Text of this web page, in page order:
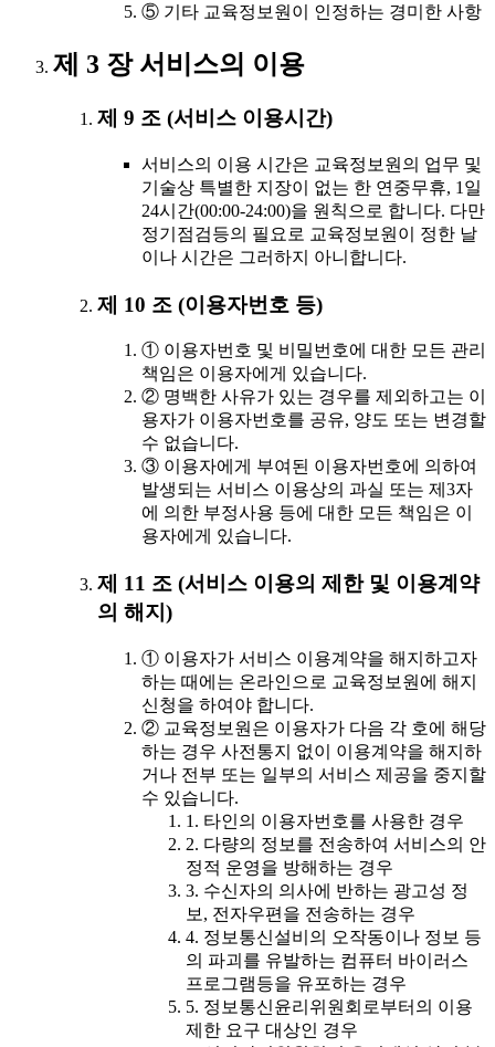
⑤ 기타 교육정보원이 인정하는 경미한 사항
제 3 장 서비스의 이용
제 9 조 (서비스 이용시간)
서비스의 이용 시간은 교육정보원의 업무 및
기술상 특별한 지장이 없는 한 연중무휴, 1일
24시간(00:00-24:00)을 원칙으로 합니다. 다만
정기점검등의 필요로 교육정보원이 정한 날
이나 시간은 그러하지 아니합니다.
제 10 조 (이용자번호 등)
① 이용자번호 및 비밀번호에 대한 모든 관리
책임은 이용자에게 있습니다.
② 명백한 사유가 있는 경우를 제외하고는 이
용자가 이용자번호를 공유, 양도 또는 변경할
수 없습니다.
③ 이용자에게 부여된 이용자번호에 의하여
발생되는 서비스 이용상의 과실 또는 제3자
에 의한 부정사용 등에 대한 모든 책임은 이
용자에게 있습니다.
제 11 조 (서비스 이용의 제한 및 이용계약
의 해지)
① 이용자가 서비스 이용계약을 해지하고자
하는 때에는 온라인으로 교육정보원에 해지
신청을 하여야 합니다.
② 교육정보원은 이용자가 다음 각 호에 해당
하는 경우 사전통지 없이 이용계약을 해지하
거나 전부 또는 일부의 서비스 제공을 중지할
수 있습니다.
1. 타인의 이용자번호를 사용한 경우
2. 다량의 정보를 전송하여 서비스의 안
정적 운영을 방해하는 경우
3. 수신자의 의사에 반하는 광고성 정
보, 전자우편을 전송하는 경우
4. 정보통신설비의 오작동이나 정보 등
의 파괴를 유발하는 컴퓨터 바이러스
프로그램등을 유포하는 경우
5. 정보통신윤리위원회로부터의 이용
제한 요구 대상인 경우